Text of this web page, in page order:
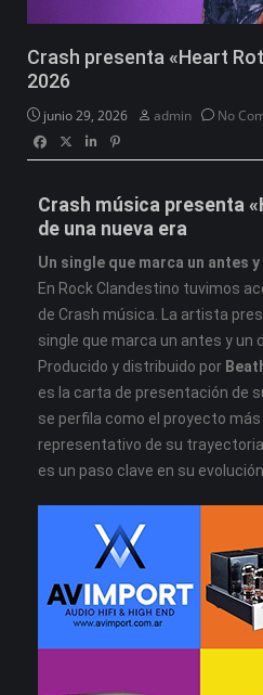
Crash presenta «Heart
2026
junio 29, 2026 admin No
Crash música presenta
de una nueva era
Un single que marca un antes
En Rock Clandestino tuvimos
de Crash música. La artista
single que marca un antes y un
Producido y distribuido por
es la carta de presentación de
se perfila como el proyecto
representativo de su
es un paso clave en su